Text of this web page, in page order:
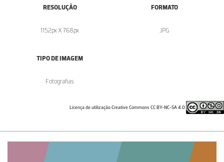
RESOLUÇÃO
1152px X 768px
FORMATO
.JPG
TIPO DE IMAGEM
Fotografias
Licença de utilização Creative Commons CC BY-NC-SA 4.0